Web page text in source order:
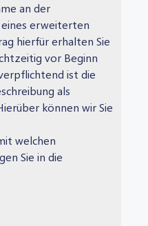
an der
erweiterten
hierfür erhalten Sie
vor Beginn
ist die
als
können wir Sie
welchen
Sie in die